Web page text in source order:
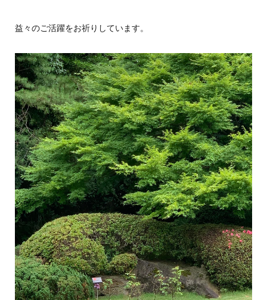
益々のご活躍をお祈りしています。